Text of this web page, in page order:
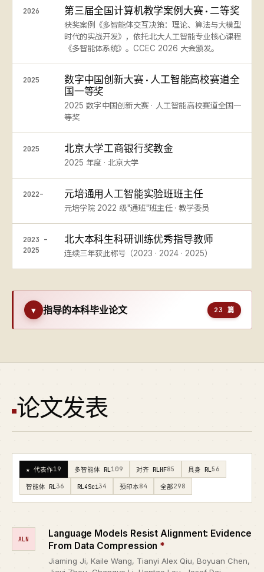
2026 第三届全国计算机教学案例大赛 · 二等奖
获奖案例《多智能体交互决策：理论、算法与大模型
时代的实战开发》，依托北大人工智能专业核心课程
《多智能体系统》。CCEC 2026 大会颁发。
2025
数字中国创新大赛 · 人工智能高校赛道全
国一等奖
2025 数字中国创新大赛 · 人工智能高校赛道全国一
等奖
2025 北京大学工商银行奖教金
2025 年度 · 北京大学
2022– 元培通用人工智能实验班班主任
元培学院 2022 级"通班"班主任 · 教学委员
2023 –
2025
北大本科生科研训练优秀指导教师
连续三年获此称号（2023 · 2024 · 2025）
▾ 指导的本科毕业论文 23 篇
论文发表
★ 代表作19 多智能体 RL 109 对齐 RLHF85 具身 RL 56
智能体 RL 36 RL4Sci34 预印本84 全部298
ALN
Language Models Resist Alignment: Evidence
From Data Compression *
Jiaming Ji, Kaile Wang, Tianyi Alex Qiu, Boyuan Chen,